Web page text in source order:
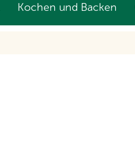
Kochen und Backen